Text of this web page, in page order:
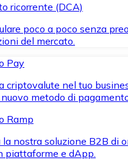
ricorrente (DCA)
poco a poco senza
del mercato.
Pay
criptovalute nel tuo
metodo di
Ramp
la nostra soluzione B2B di
piattaforme e dApp.